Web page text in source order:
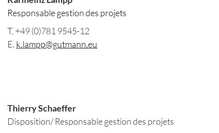
Responsable gestion des projets
T. +49 (0)781 9545-12
E. k.lampp@gutmann.eu
Thierry Schaeffer
Disposition/ Responsable gestion des projets